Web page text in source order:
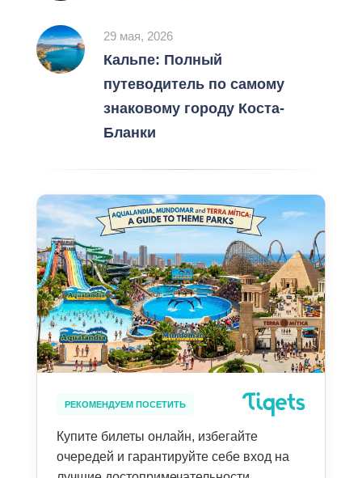
29 мая, 2026
Кальпе: Полный
путеводитель по самому
знаковому городу Коста-
Бланки
РЕКОМЕНДУЕМ ПОСЕТИТЬ
Купите билеты онлайн, избегайте
очередей и гарантируйте себе вход на